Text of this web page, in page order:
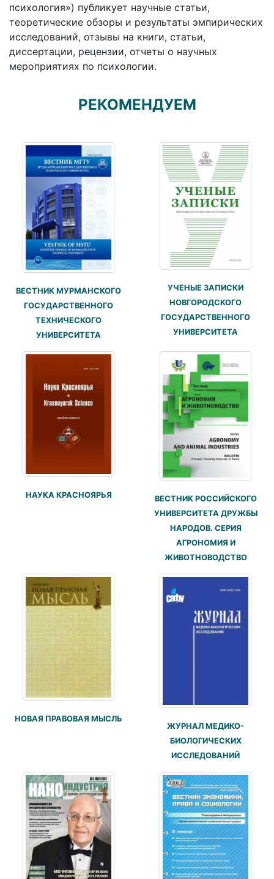
психология») публикует научные статьи,
теоретические обзоры и результаты эмпирических
исследований, отзывы на книги, статьи,
диссертации, рецензии, отчеты о научных
мероприятиях по психологии.
РЕКОМЕНДУЕМ
ВЕСТНИК МУРМАНСКОГО
ГОСУДАРСТВЕННОГО
ТЕХНИЧЕСКОГО
УНИВЕРСИТЕТА
УЧЕНЫЕ ЗАПИСКИ
НОВГОРОДСКОГО
ГОСУДАРСТВЕННОГО
УНИВЕРСИТЕТА
НАУКА КРАСНОЯРЬЯ
ВЕСТНИК РОССИЙСКОГО
УНИВЕРСИТЕТА ДРУЖБЫ
НАРОДОВ. СЕРИЯ
АГРОНОМИЯ И
ЖИВОТНОВОДСТВО
НОВАЯ ПРАВОВАЯ МЫСЛЬ
ЖУРНАЛ МЕДИКО-
БИОЛОГИЧЕСКИХ
ИССЛЕДОВАНИЙ